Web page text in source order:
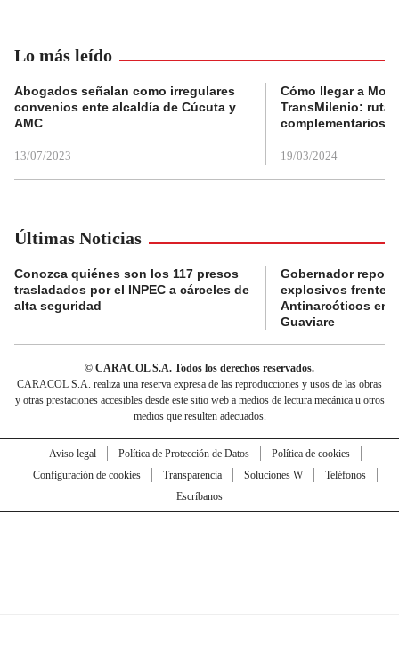
Lo más leído
Abogados señalan como irregulares
convenios ente alcaldía de Cúcuta y
AMC
13/07/2023
Cómo llegar a
TransMilenio:
complementarios
19/03/2024
Últimas Noticias
Conozca quiénes son los 117 presos
trasladados por el INPEC a cárceles de
alta seguridad
Gobernador
explosivos frente a
Antinarcóticos en
Guaviare
© CARACOL S.A. Todos los derechos reservados.
CARACOL S.A. realiza una reserva expresa de las reproducciones y usos de las obras
y otras prestaciones accesibles desde este sitio web a medios de lectura mecánica u otros
medios que resulten adecuados.
Aviso legal Política de Protección de Datos
Política de cookies
Configuración de cookies
Transparencia Soluciones W
Teléfonos
Escríbanos